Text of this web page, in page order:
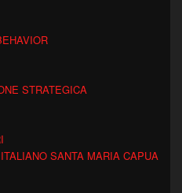
STRATEGICA
SANTA MARIA CAPUA